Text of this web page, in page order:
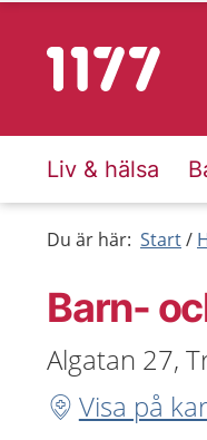
Till startsidan för
Liv & hälsa
Du är här: Start
Barn-
Algatan 27,
Visa på